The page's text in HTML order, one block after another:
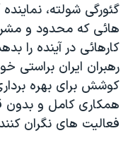
چهل سال گروگان‌گیری
قانون شفافیت دارائی
اعتراضات مردمی آبان ۹۸
اسرائیل در جنگ
نرگس محمدی برنده
گئورگی شولته،
هائی که محدود و
کارهائی در آینده را
رهبران ایران براستی
همکاری کامل و بدون
فعالیت های نگران